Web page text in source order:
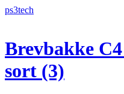
ps3tech
Brevbakke
sort (3)